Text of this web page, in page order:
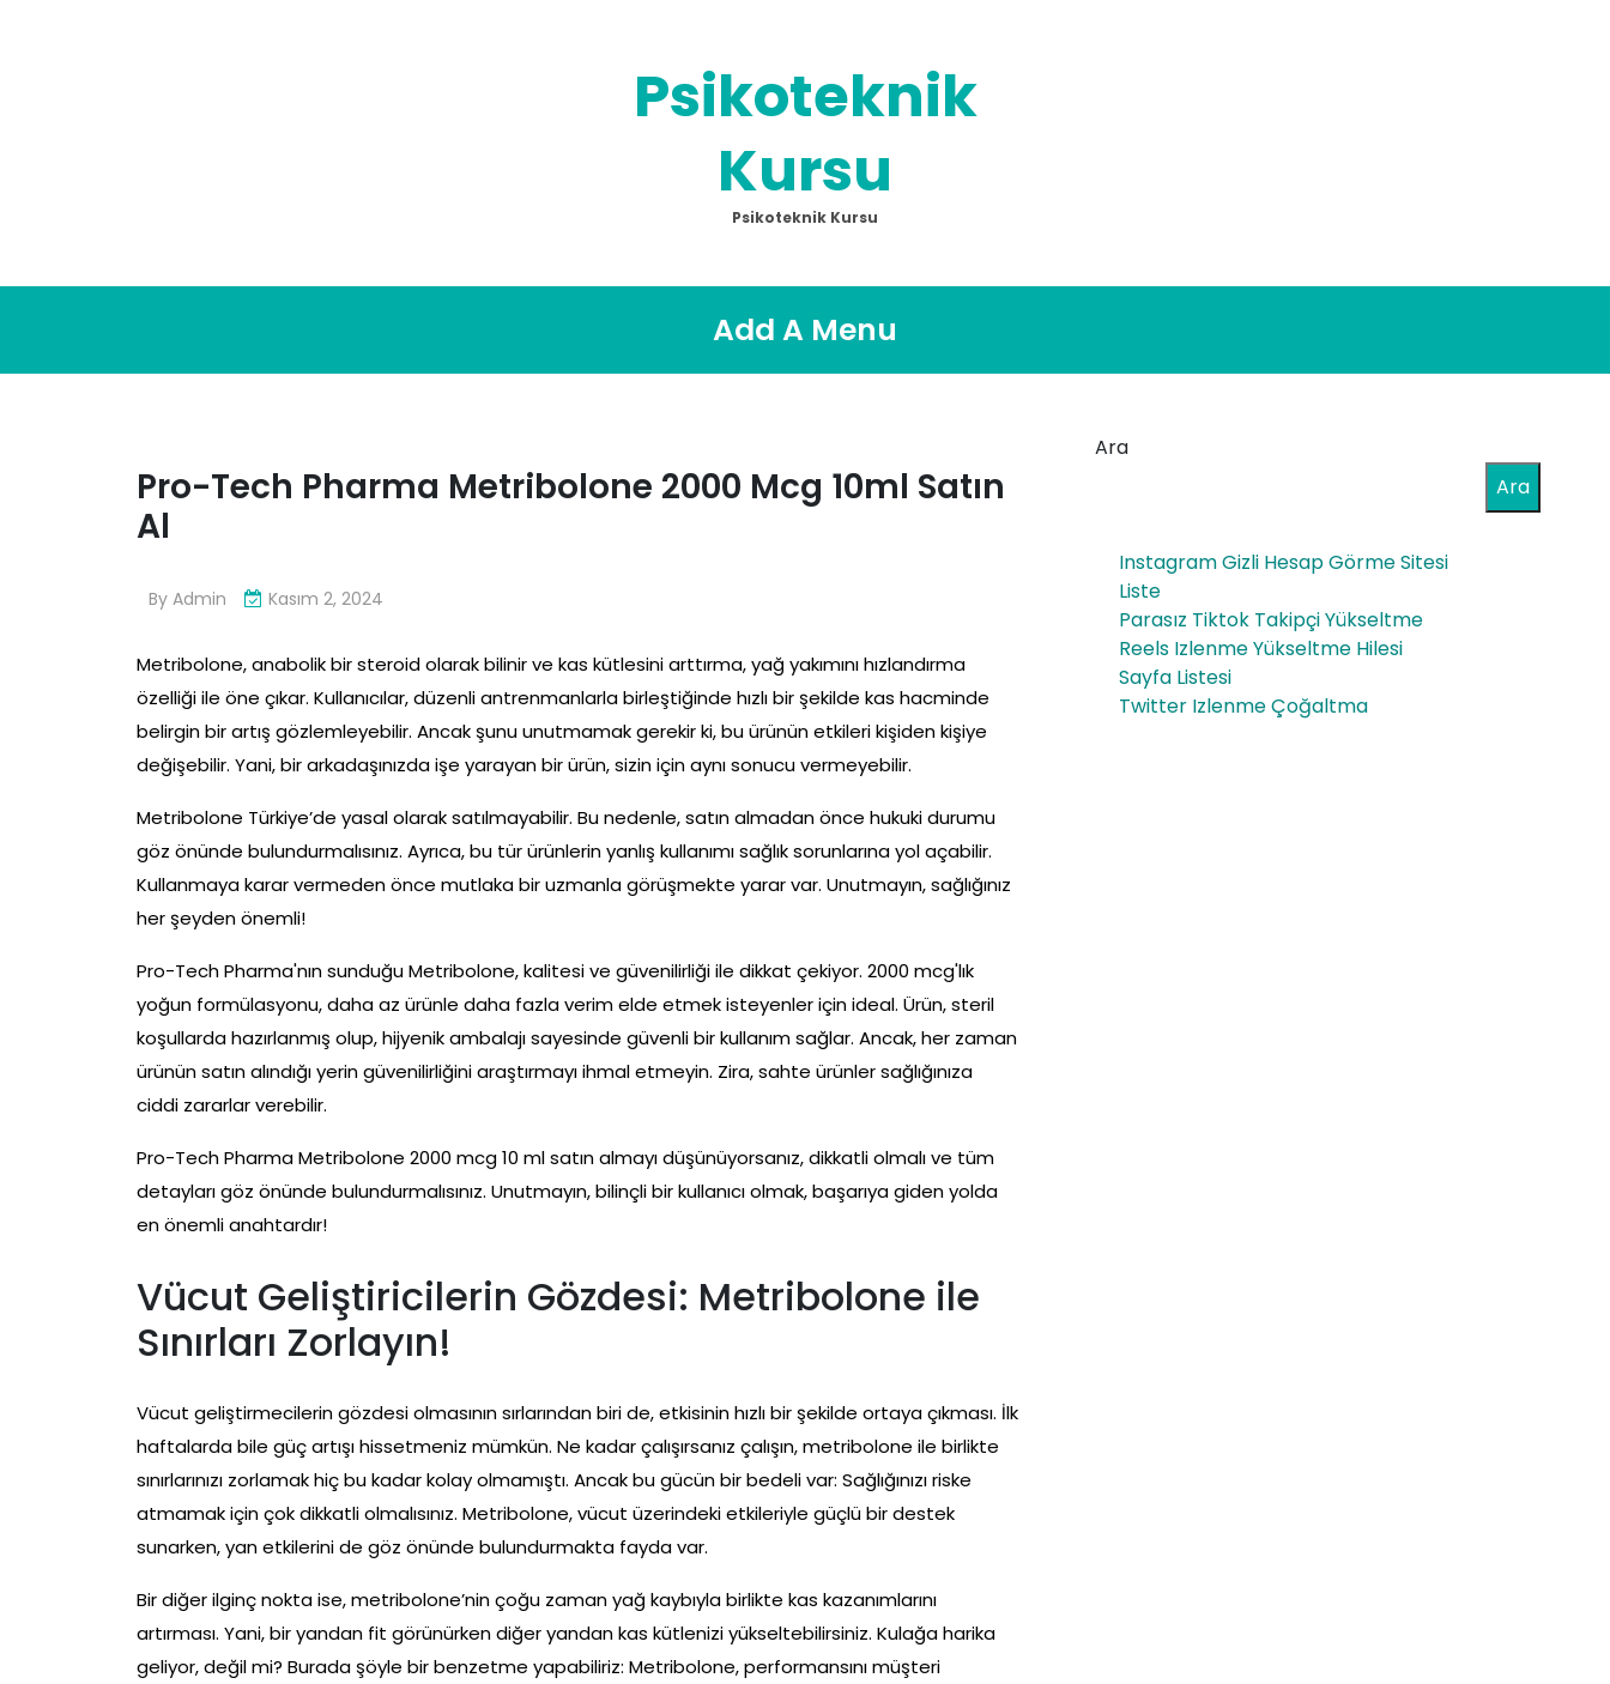
Psikoteknik
Kursu
Psikoteknik Kursu
Add A Menu
Pro-Tech Pharma Metribolone 2000 Mcg 10ml Satın
Al
By Admin Kasım 2, 2024
Metribolone, anabolik bir steroid olarak bilinir ve kas kütlesini arttırma, yağ yakımını hızlandırma
özelliği ile öne çıkar. Kullanıcılar, düzenli antrenmanlarla birleştiğinde hızlı bir şekilde kas hacminde
belirgin bir artış gözlemleyebilir. Ancak şunu unutmamak gerekir ki, bu ürünün etkileri kişiden kişiye
değişebilir. Yani, bir arkadaşınızda işe yarayan bir ürün, sizin için aynı sonucu vermeyebilir.
Metribolone Türkiye’de yasal olarak satılmayabilir. Bu nedenle, satın almadan önce hukuki durumu
göz önünde bulundurmalısınız. Ayrıca, bu tür ürünlerin yanlış kullanımı sağlık sorunlarına yol açabilir.
Kullanmaya karar vermeden önce mutlaka bir uzmanla görüşmekte yarar var. Unutmayın, sağlığınız
her şeyden önemli!
Pro-Tech Pharma'nın sunduğu Metribolone, kalitesi ve güvenilirliği ile dikkat çekiyor. 2000 mcg'lık
yoğun formülasyonu, daha az ürünle daha fazla verim elde etmek isteyenler için ideal. Ürün, steril
koşullarda hazırlanmış olup, hijyenik ambalajı sayesinde güvenli bir kullanım sağlar. Ancak, her zaman
ürünün satın alındığı yerin güvenilirliğini araştırmayı ihmal etmeyin. Zira, sahte ürünler sağlığınıza
ciddi zararlar verebilir.
Pro-Tech Pharma Metribolone 2000 mcg 10 ml satın almayı düşünüyorsanız, dikkatli olmalı ve tüm
detayları göz önünde bulundurmalısınız. Unutmayın, bilinçli bir kullanıcı olmak, başarıya giden yolda
en önemli anahtardır!
Vücut Geliştiricilerin Gözdesi: Metribolone ile
Sınırları Zorlayın!
Vücut geliştirmecilerin gözdesi olmasının sırlarından biri de, etkisinin hızlı bir şekilde ortaya çıkması. İlk
haftalarda bile güç artışı hissetmeniz mümkün. Ne kadar çalışırsanız çalışın, metribolone ile birlikte
sınırlarınızı zorlamak hiç bu kadar kolay olmamıştı. Ancak bu gücün bir bedeli var: Sağlığınızı riske
atmamak için çok dikkatli olmalısınız. Metribolone, vücut üzerindeki etkileriyle güçlü bir destek
sunarken, yan etkilerini de göz önünde bulundurmakta fayda var.
Bir diğer ilginç nokta ise, metribolone’nin çoğu zaman yağ kaybıyla birlikte kas kazanımlarını
artırması. Yani, bir yandan fit görünürken diğer yandan kas kütlenizi yükseltebilirsiniz. Kulağa harika
geliyor, değil mi? Burada şöyle bir benzetme yapabiliriz: Metribolone, performansını müşteri
Ara
Ara
Instagram Gizli Hesap Görme Sitesi
Liste
Parasız Tiktok Takipçi Yükseltme
Reels Izlenme Yükseltme Hilesi
Sayfa Listesi
Twitter Izlenme Çoğaltma